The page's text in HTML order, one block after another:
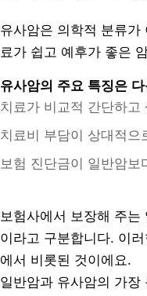
유사암은 의학적 분류가
료가 쉽고 예후가 좋은
유사암의 주요 특징은
치료가 비교적 간단하고
치료비 부담이 상대적으
보험 진단금이 일반암보
보험사에서 보장해 주
이라고 구분합니다. 이
에서 비롯된 것이에요.
일반암과 유사암의 가장